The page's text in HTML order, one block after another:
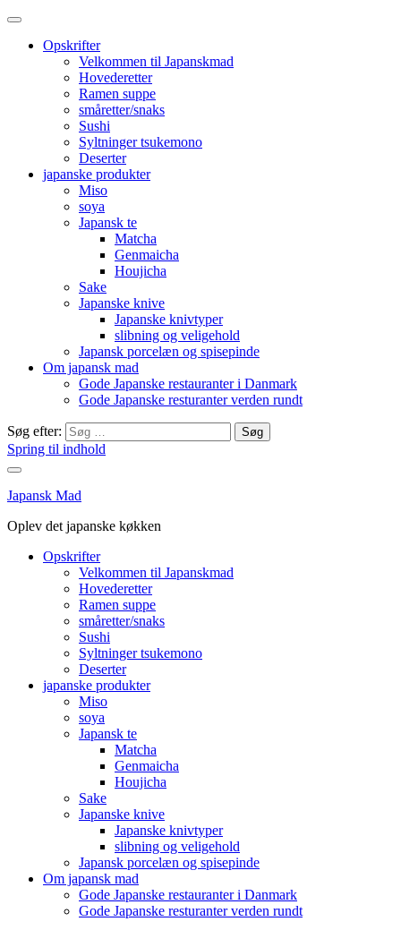
Opskrifter
Velkommen til Japanskmad
Hovederetter
Ramen suppe
småretter/snaks
Sushi
Syltninger tsukemono
Deserter
japanske produkter
Miso
soya
Japansk te
Matcha
Genmaicha
Houjicha
Sake
Japanske knive
Japanske knivtyper
slibning og veligehold
Japansk porcelæn og spisepinde
Om japansk mad
Gode Japanske restauranter i Danmark
Gode Japanske resturanter verden rundt
Søg efter:
Spring til indhold
Japansk Mad
Oplev det japanske køkken
Opskrifter
Velkommen til Japanskmad
Hovederetter
Ramen suppe
småretter/snaks
Sushi
Syltninger tsukemono
Deserter
japanske produkter
Miso
soya
Japansk te
Matcha
Genmaicha
Houjicha
Sake
Japanske knive
Japanske knivtyper
slibning og veligehold
Japansk porcelæn og spisepinde
Om japansk mad
Gode Japanske restauranter i Danmark
Gode Japanske resturanter verden rundt